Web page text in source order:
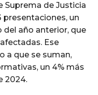
Suprema de Justicia
presentaciones, un
del año anterior, que
Ese
a que se suman,
un 4% más
2024.